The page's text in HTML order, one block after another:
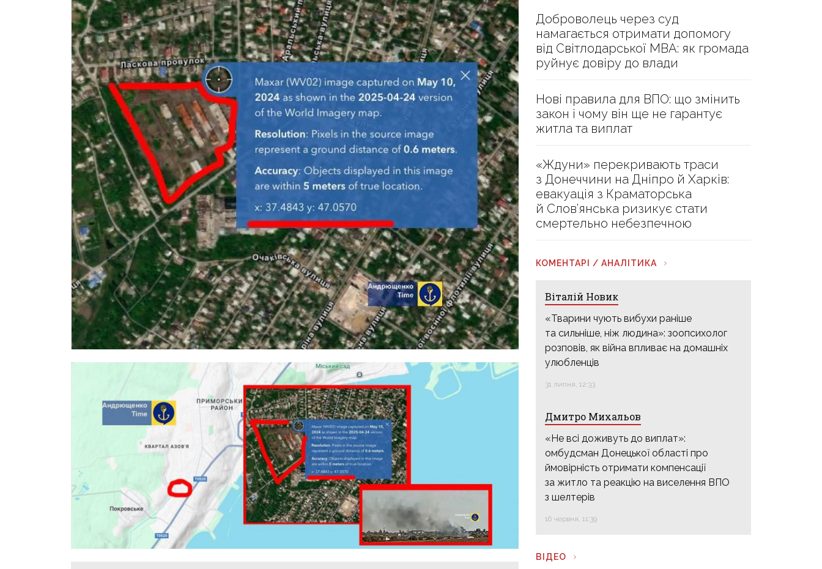
Доброволець через суд
намагається отримати допомогу
від Світлодарської МВА: як громада
руйнує довіру до влади
Нові правила для ВПО: що змінить
закон і чому він ще не гарантує
житла та виплат
«Ждуни» перекривають траси
з Донеччини на Дніпро й Харків:
евакуація з Краматорська
й Слов’янська ризикує стати
смертельно небезпечною
КОМЕНТАРІ / АНАЛІТИКА
Віталій Новик
«Тварини чують вибухи раніше
та сильніше, ніж людина»: зоопсихолог
розповів, як війна впливає на домашніх
улюбленців
31 липня, 12:33
Дмитро Михальов
«Не всі доживуть до виплат»:
омбудсман Донецької області про
ймовірність отримати компенсації
за житло та реакцію на виселення ВПО
з шелтерів
16 червня, 11:39
ВІДЕО